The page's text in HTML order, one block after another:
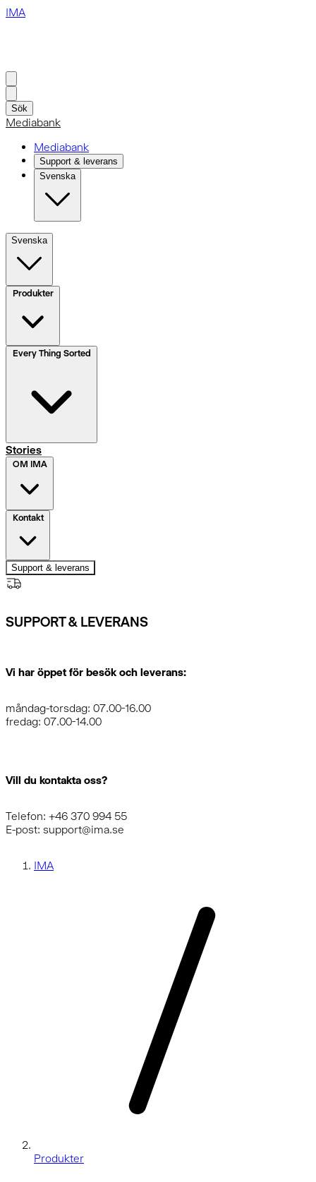
IMA
Sök
Mediabank
Mediabank
Support & leverans
Svenska
Svenska
Produkter
Stories
OM IMA
Kontakt
Support & leverans
SUPPORT & LEVERANS
Vi har öppet för besök och leverans:
måndag-torsdag: 07.00-16.00
fredag: 07.00-14.00
Vill du kontakta oss?
Telefon: +46 370 994 55
E-post: support@ima.se
IMA
Produkter